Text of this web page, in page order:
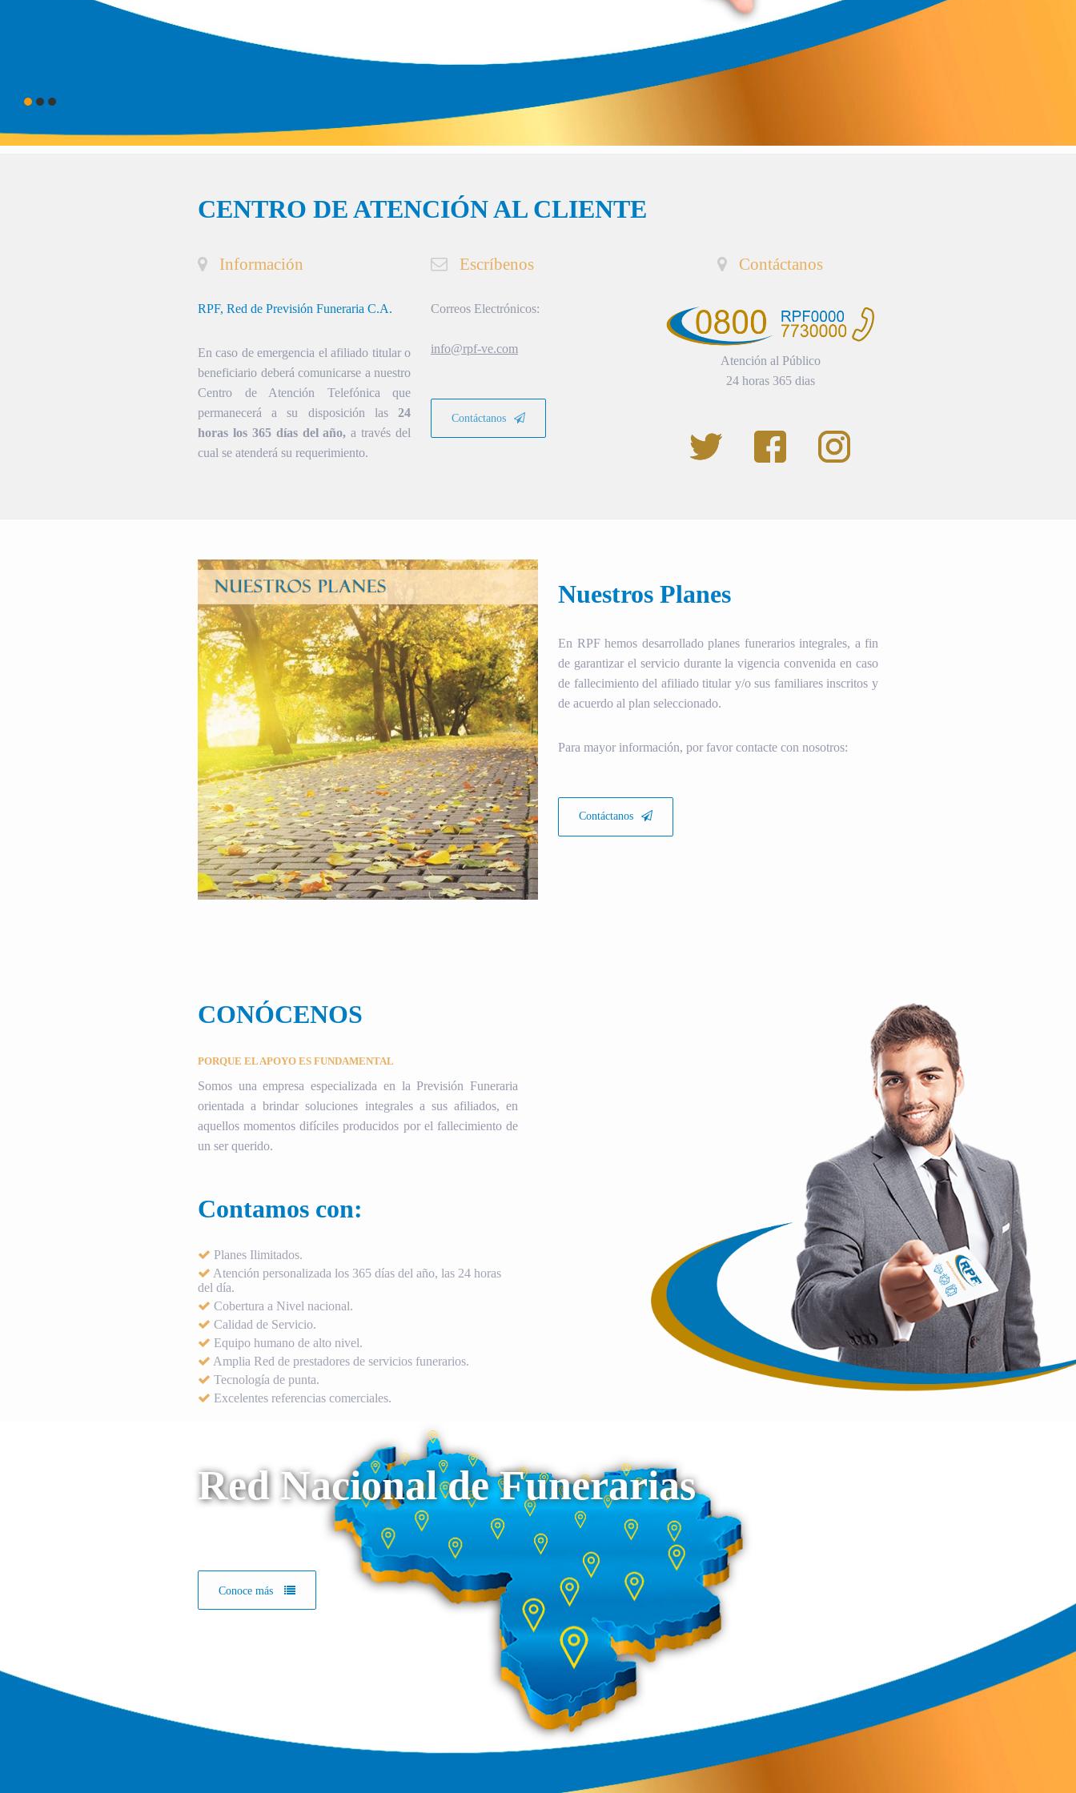
CENTRO DE ATENCIÓN AL CLIENTE
Información
RPF, Red de Previsión Funeraria C.A.
En caso de emergencia el afiliado titular o
beneficiario deberá comunicarse a nuestro
Centro de Atención Telefónica que
permanecerá a su disposición las 24
horas los 365 días del año, a través del
cual se atenderá su requerimiento.
Escríbenos
Correos Electrónicos:
info@rpf-ve.com
Contáctanos
Contáctanos
Atención al Público
24 horas 365 dias
Nuestros Planes
En RPF hemos desarrollado planes funerarios integrales, a fin
de garantizar el servicio durante la vigencia convenida en caso
de fallecimiento del afiliado titular y/o sus familiares inscritos y
de acuerdo al plan seleccionado.
Para mayor información, por favor contacte con nosotros:
Contáctanos
CONÓCENOS
PORQUE EL APOYO ES FUNDAMENTAL
Somos una empresa especializada en la Previsión Funeraria
orientada a brindar soluciones integrales a sus afiliados, en
aquellos momentos difíciles producidos por el fallecimiento de
un ser querido.
Contamos con:
Planes Ilimitados.
Atención personalizada los 365 días del año, las 24 horas
del día.
Cobertura a Nivel nacional.
Calidad de Servicio.
Equipo humano de alto nivel.
Amplia Red de prestadores de servicios funerarios.
Tecnología de punta.
Excelentes referencias comerciales.
Red Nacional de Funerarias
Conoce más